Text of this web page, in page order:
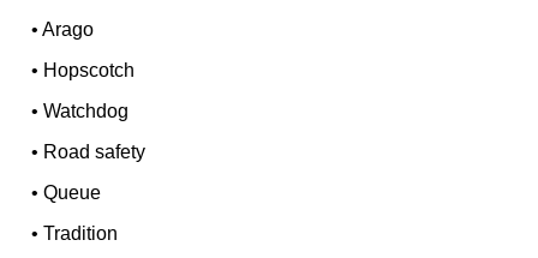
•Arago
• Hopscotch
•Watchdog
• Road safety
•Queue
•Tradition